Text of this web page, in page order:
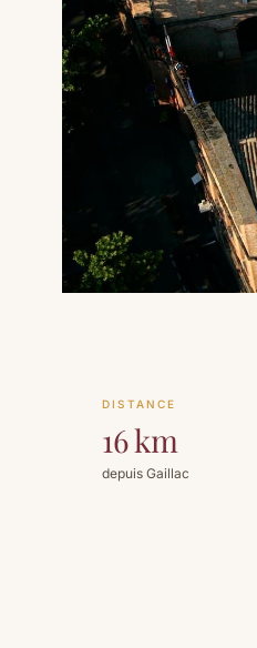
DISTANCE
16 km
depuis Gaillac